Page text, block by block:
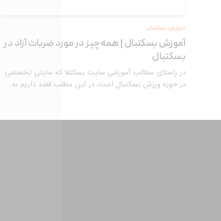
آموزش بسکتبال
آموزش بسکتبال | همه‌چیز در مورد ضربات آزاد در
بسکتبال
در راستای مطالب آموزشی سایت بسکتفا که سایتی تخصصی
در حوزه ورزش بسکتبال است، در این مطلب قصد داریم به…